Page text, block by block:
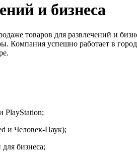
и бизнеса
товаров для развлечений и
успешно работает в
PlayStation;
и Человек-Паук);
бизнеса;